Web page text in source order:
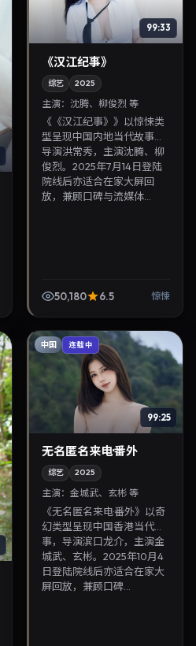
99:33
《汉江纪事》
综艺 2025
主演：沈腾、柳俊烈 等
《《汉江纪事》》以惊悚类
型呈现中国内地当代故事，
导演洪常秀，主演沈腾、柳
俊烈。2025年7月14日登陆
院线后亦适合在家大屏回
放，兼顾口碑与流媒体...
50,180 6.5 惊悚
中国 连载中
99:25
无名匿名来电·番外
综艺 2025
主演：金城武、玄彬 等
《无名匿名来电·番外》以奇
幻类型呈现中国香港当代故
事，导演滨口龙介，主演金
城武、玄彬。2025年10月4
日登陆院线后亦适合在家大
屏回放，兼顾口碑...